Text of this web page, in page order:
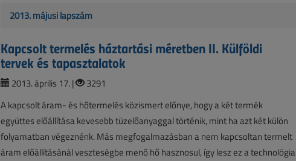
2013. májusi lapszám
Kapcsolt termelés háztartási méretben II. Külföldi
tervek és tapasztalatok
2013. április 17. |
3291
A kapcsolt áram- és hőtermelés közismert előnye, hogy a két termék
együttes előállítása kevesebb tüzelőanyaggal történik, mint ha azt két külön
folyamatban végeznénk. Más megfogalmazásban a nem kapcsoltan termelt
áram előállításánál veszteségbe menő hő hasznosul, így lesz ez a technológia